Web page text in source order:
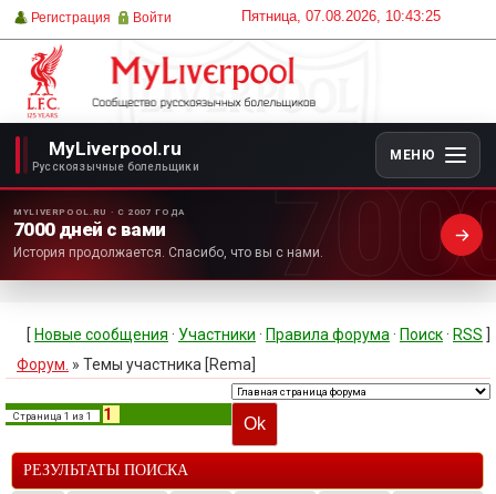
Пятница, 07.08.2026, 10:43:25
Регистрация Войти
MyLiverpool.ru
Русскоязычные болельщики
МЕНЮ
MYLIVERPOOL.RU · С 2007 ГОДА
7000 дней с вами
История продолжается. Спасибо, что вы с нами.
[ Новые сообщения · Участники · Правила форума · Поиск · RSS
Форум. » Темы участника [Rema]
Страница 1 из 1 1
РЕЗУЛЬТАТЫ ПОИСКА